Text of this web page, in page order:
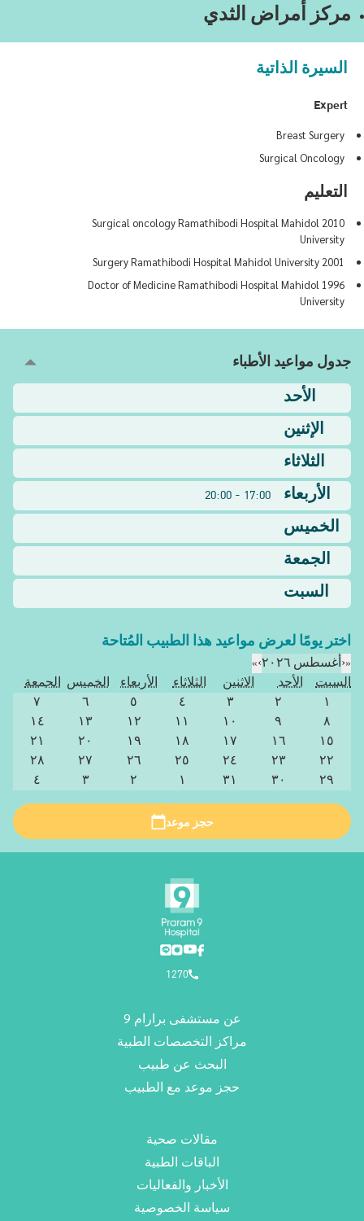
مركز أمراض الثدي
السيرة الذاتية
Expert
Breast Surgery
Surgical Oncology
التعليم
2010 Surgical oncology Ramathibodi Hospital Mahidol
University
2001 Surgery Ramathibodi Hospital Mahidol University
1996 Doctor of Medicine Ramathibodi Hospital Mahidol
University
جدول مواعيد الأطباء
الأحد
الإثنين
الثلاثاء
الأربعاء
17:00 - 20:00
الخميس
الجمعة
السبت
اختر يومًا لعرض مواعيد هذا الطبيب المُتاحة
«
‹أغسطس ٢٠٢٦ ›
»
السبت
الأحد الاثنين الثلاثاء الأربعاء الخميس الجمعة
١
٢ ٣ ٤ ٥ ٦
٧
٨
٩ ١٠ ١١ ١٢ ١٣
١٤
١٥
١٦ ١٧ ١٨ ١٩ ٢٠
٢١
٢٢
٢٣ ٢٤ ٢٥ ٢٦ ٢٧
٢٨
٢٩
٣٠ ٣١ ١ ٢ ٣ ٤
حجز موعد
1270
عن مستشفى برارام 9
مراكز التخصصات الطبية
البحث عن طبيب
حجز موعد مع الطبيب
مقالات صحية
الباقات الطبية
الأخبار والفعاليات
سياسة الخصوصية